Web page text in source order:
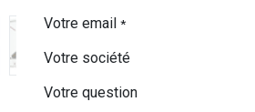
Votre email *
Votre société
Votre question